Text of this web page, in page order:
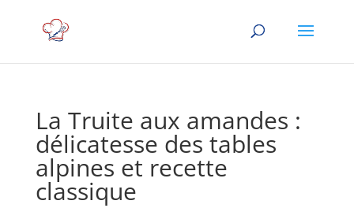
La Truite aux amandes :
délicatesse des tables
alpines et recette
classique